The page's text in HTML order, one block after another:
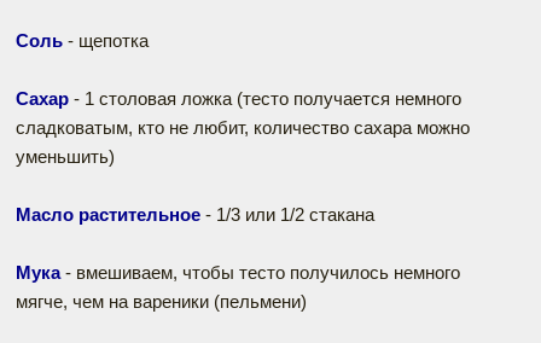
Соль - щепотка
Сахар - 1 столовая ложка (тесто получается немного
сладковатым, кто не любит, количество сахара можно
уменьшить)
Масло растительное - 1/3 или 1/2 стакана
Мука- вмешиваем, чтобы тесто получилось немного
мягче, чем на вареники (пельмени)